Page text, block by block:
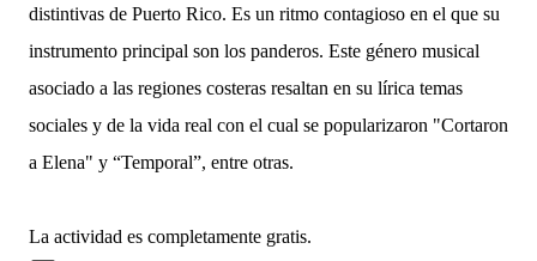
distintivas de Puerto Rico. Es un ritmo contagioso en el que su
instrumento principal son los panderos. Este género musical
asociado a las regiones costeras resaltan en su lírica temas
sociales y de la vida real con el cual se popularizaron "Cortaron
a Elena" y “Temporal”, entre otras.
La actividad es completamente gratis.